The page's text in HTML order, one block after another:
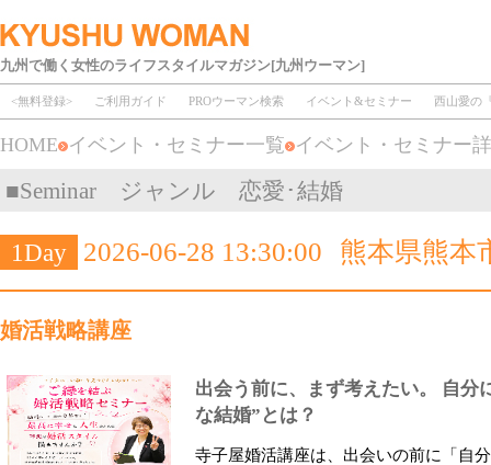
九州で働く女性のライフスタイルマガジン[九州ウーマン]
<無料登録> ご利用ガイド PROウーマン検索 イベント&セミナー 西山愛の
HOME イベント・セミナー一覧 イベント・セミナ
■Seminar ジャンル 恋愛･結婚
1Day 2026-06-28 13:30:00 熊本県熊本
婚活戦略講座
出会う前に、まず考えたい。 自分
な結婚”とは？
寺子屋婚活講座は、出会いの前に「自